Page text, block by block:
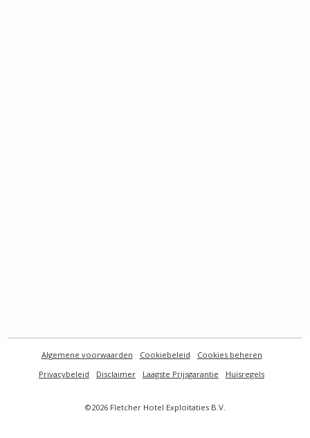
©2026 Fletcher Hotel Exploitaties B.V.
Algemene voorwaarden Cookiebeleid
Cookies beheren
Privacybeleid
Disclaimer Laagste Prijsgarantie Huisregels